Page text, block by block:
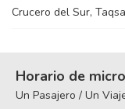
Crucero del Sur,
Horario de
Un Pasajero / Un